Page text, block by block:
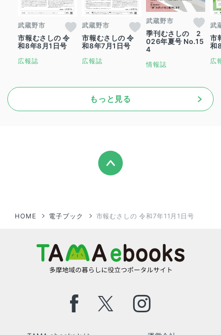
武蔵野市
市報むさしの 令
和8年8月1日号
広報誌
武蔵野市
市報むさしの 令
和8年7月1日号
広報誌
武蔵野市
季刊むさしの 2
026年夏号 No.15
4
情報誌
武
市
和
広
もっと見る
HOME 電子ブック 市報むさしの 令和7年11月1日号